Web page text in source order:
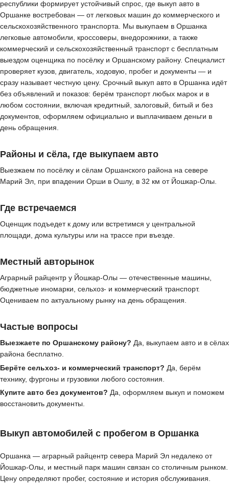
республики формирует устойчивый спрос, где выкуп авто в
Оршанке востребован — от легковых машин до коммерческого и
сельскохозяйственного транспорта. Мы выкупаем в Оршанка
легковые автомобили, кроссоверы, внедорожники, а также
коммерческий и сельскохозяйственный транспорт с бесплатным
выездом оценщика по посёлку и Оршанскому району. Специалист
проверяет кузов, двигатель, ходовую, пробег и документы — и
сразу называет честную цену. Срочный выкуп авто в Оршанка идёт
без объявлений и показов: берём транспорт любых марок и в
любом состоянии, включая кредитный, залоговый, битый и без
документов, оформляем официально и выплачиваем деньги в
день обращения.
Районы и сёла, где выкупаем авто
Выезжаем по посёлку и сёлам Оршанского района на севере
Марий Эл, при впадении Орши в Ошлу, в 32 км от Йошкар-Олы.
Где встречаемся
Оценщик подъедет к дому или встретимся у центральной
площади, дома культуры или на трассе при въезде.
Местный авторынок
Аграрный райцентр у Йошкар-Олы — отечественные машины,
бюджетные иномарки, сельхоз- и коммерческий транспорт.
Оцениваем по актуальному рынку на день обращения.
Частые вопросы
Выезжаете по Оршанскому району? Да, выкупаем авто и в сёлах
района бесплатно.
Берёте сельхоз- и коммерческий транспорт? Да, берём
технику, фургоны и грузовики любого состояния.
Купите авто без документов? Да, оформляем выкуп и поможем
восстановить документы.
Выкуп автомобилей с пробегом в Оршанка
Оршанка — аграрный райцентр севера Марий Эл недалеко от
Йошкар-Олы, и местный парк машин связан со столичным рынком.
Цену определяют пробег, состояние и история обслуживания.